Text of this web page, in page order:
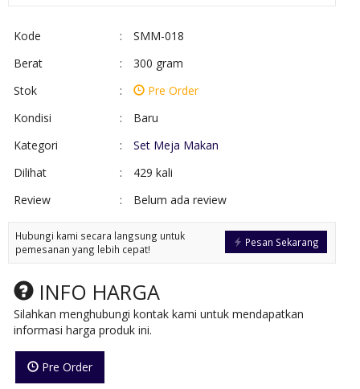
Kode :
SMM-018
Berat
:
300 gram
Stok
:
Pre Order
Kondisi
:
Baru
Kategori
:
Set Meja Makan
Dilihat
:
429 kali
Review
: Belum ada review
Pesan Sekarang
Hubungi kami secara langsung untuk
pemesanan yang lebih cepat!
INFO HARGA
Silahkan menghubungi kontak kami untuk mendapatkan
informasi harga produk ini.
Pre Order